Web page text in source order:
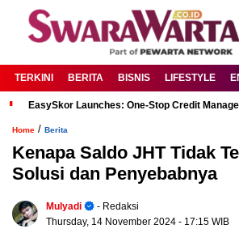
TERKINI BERITA BISNIS LIFESTYLE
EasySkor Launches: One-Stop Credit
Home / Berita
Kenapa Saldo JHT Tidak
Solusi dan Penyebabnya
Mulyadi
- Redaksi
Thursday, 14 November 2024 - 17:15 WIB